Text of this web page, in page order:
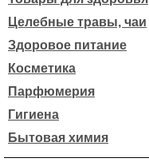
Целебные травы, чаи
Здоровое питание
Косметика
Парфюмерия
Гигиена
Бытовая химия